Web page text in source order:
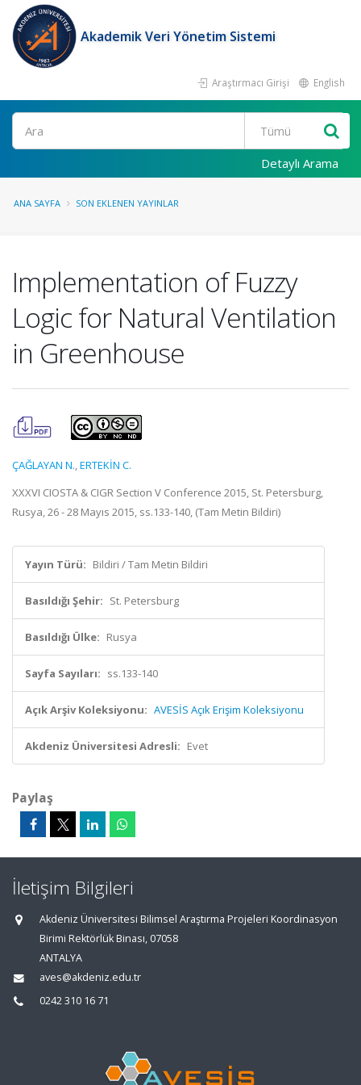
Akademik Veri Yönetim Sistemi
Araştırmacı Girişi English
Ara
Detaylı Arama
ANA SAYFA SON EKLENEN YAYINLAR
Implementation of Fuzzy
Logic for Natural Ventilation
in Greenhouse
ÇAĞLAYAN N.,ERTEKİN C.
XXXVI CIOSTA & CIGR Section V Conference 2015, St. Petersburg,
Rusya, 26 - 28 Mayıs 2015, ss.133-140, (Tam Metin Bildiri)
Yayın Türü: Bildiri / Tam Metin Bildiri
Basıldığı Şehir: St. Petersburg
Basıldığı Ülke: Rusya
Sayfa Sayıları: ss.133-140
Açık Arşiv Koleksiyonu: AVESİS Açık Erişim Koleksiyonu
Akdeniz Üniversitesi Adresli: Evet
Paylaş
İletişim Bilgileri
Akdeniz Üniversitesi Bilimsel Araştırma Projeleri Koordinasyon
Birimi Rektörlük Binası, 07058
ANTALYA
aves@akdeniz.edu.tr
0242 310 16 71